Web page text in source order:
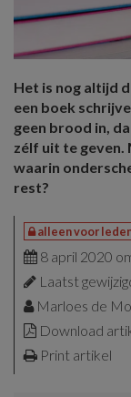
Het is nog altijd
een boek
geen brood in,
zélf uit te geven.
waarin
rest?
alleen voor
8 april 2020
Laatst
Marloes de
Download
Print artikel